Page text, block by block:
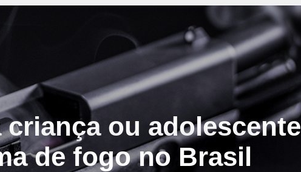
criança ou adolescente
de fogo no Brasil